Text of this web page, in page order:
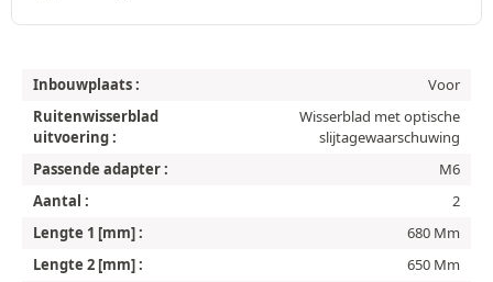
Inbouwplaats :
Voor
Ruitenwisserblad
uitvoering :
Wisserblad met optische
slijtagewaarschuwing
Passende adapter :
M6
Aantal :
2
Lengte 1 [mm] :
680 Mm
Lengte 2 [mm] :
650 Mm